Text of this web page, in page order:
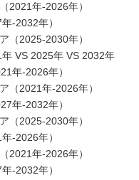
2021年-2026年）
-2032年）
（2025-2030年）
VS 2025年 VS 2032年
年-2026年）
（2021年-2026年）
年-2032年）
（2025-2030年）
-2026年）
2021年-2026年）
-2032年）